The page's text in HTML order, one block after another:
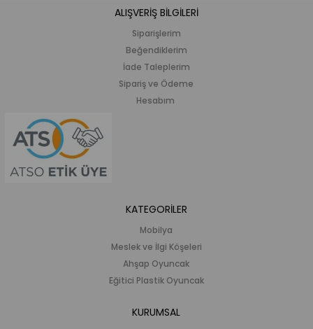
ALIŞVERİŞ BİLGİLERİ
Siparişlerim
Beğendiklerim
İade Taleplerim
Sipariş ve Ödeme
Hesabım
KATEGORİLER
Mobilya
Meslek ve İlgi Köşeleri
Ahşap Oyuncak
Eğitici Plastik Oyuncak
KURUMSAL